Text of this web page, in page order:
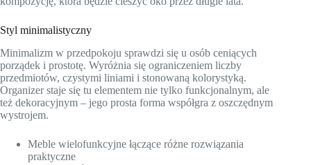
Styl minimalistyczny
Minimalizm w przedpokoju sprawdzi się u osób ceniących
porządek i prostotę. Wyróżnia się ograniczeniem liczby
przedmiotów, czystymi liniami i stonowaną kolorystyką.
Organizer staje się tu elementem nie tylko funkcjonalnym, ale
też dekoracyjnym – jego prosta forma współgra z oszczędnym
wystrojem.
Meble wielofunkcyjne łączące różne rozwiązania
praktyczne